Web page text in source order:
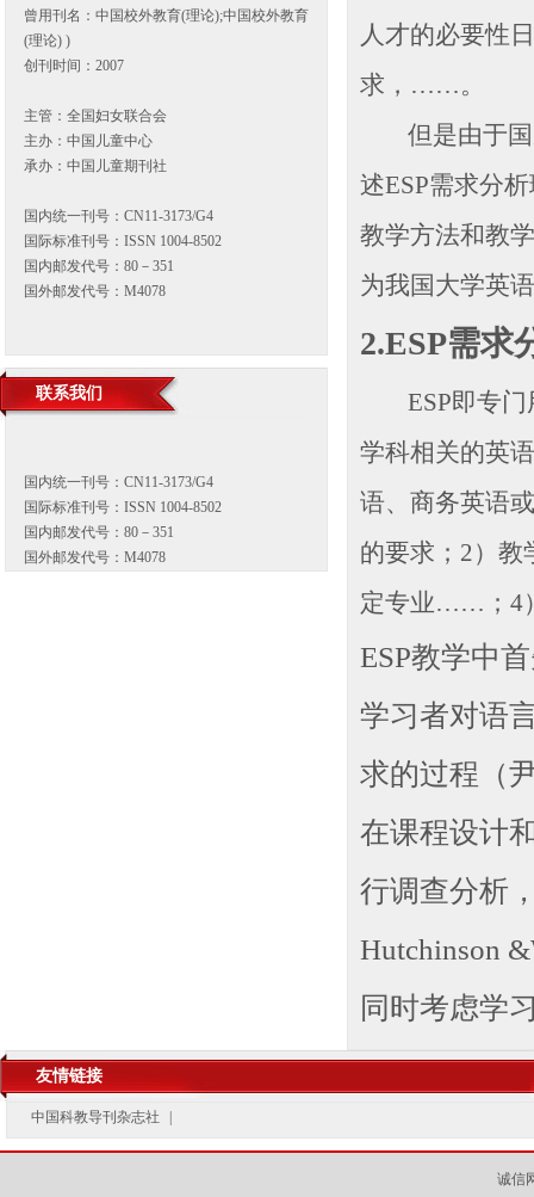
曾用刊名：中国校外教育(理论);中国校外教育
(理论) )
创刊时间：2007
主管：全国妇女联合会
主办：中国儿童中心
承办：中国儿童期刊社
国内统一刊号：CN11-3173/G4
国际标准刊号：ISSN 1004-8502
国内邮发代号：80－351
国外邮发代号：M4078
联系我们
国内统一刊号：CN11-3173/G4
国际标准刊号：ISSN 1004-8502
国内邮发代号：80－351
国外邮发代号：M4078
人才的必要性
求，……。
但是由于
述ESP需求分
教学方法和教
为我国大学英
2.ESP需求
ESP即专
学科相关的英
语、商务英语
的要求； 2）教
定专业……； 4
ESP教学中
学习者对语
求的过程（
在课程设计
行调查分析
Hutchinson
同时考虑学
友情链接
中国科教导刊杂志社
诚信